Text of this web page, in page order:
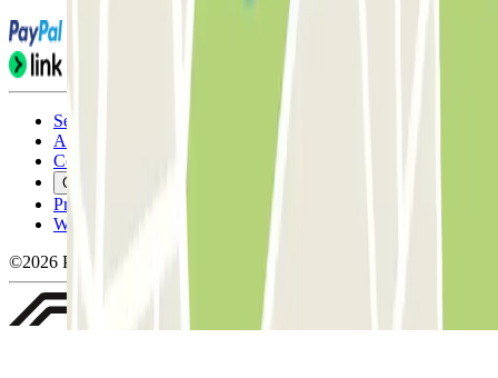
Servicevoorwaarden
Annuleringsvoorwaarden
Cookiebeleid
Cookies beheren
Privacybeleid
Whistleblowing
©2026 Parclick. All rights reserved